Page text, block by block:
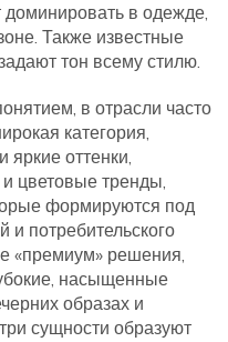
доминировать в одежде,
. Также известные
тон всему стилю.
в отрасли часто
категория,
яркие оттенки,
и цветовые тренды,
формируются под
и потребительского
«премиум» решения,
насыщенные
образах и
сущности образуют